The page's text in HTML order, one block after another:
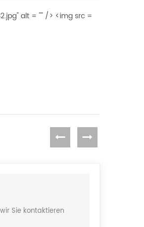
alt = "" /> <img src =
Sie kontaktieren